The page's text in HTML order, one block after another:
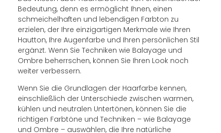
Bedeutung, denn es ermöglicht Ihnen, einen
schmeichelhaften und lebendigen Farbton zu
erzielen, der Ihre einzigartigen Merkmale wie Ihren
Hautton, Ihre Augenfarbe und Ihren persönlichen Stil
ergänzt. Wenn Sie Techniken wie Balayage und
Ombre beherrschen, können Sie Ihren Look noch
weiter verbessern.
Wenn Sie die Grundlagen der Haarfarbe kennen,
einschließlich der Unterschiede zwischen warmen,
kühlen und neutralen Untertönen, können Sie die
richtigen Farbtöne und Techniken – wie Balayage
und Ombre – auswählen, die Ihre natürliche